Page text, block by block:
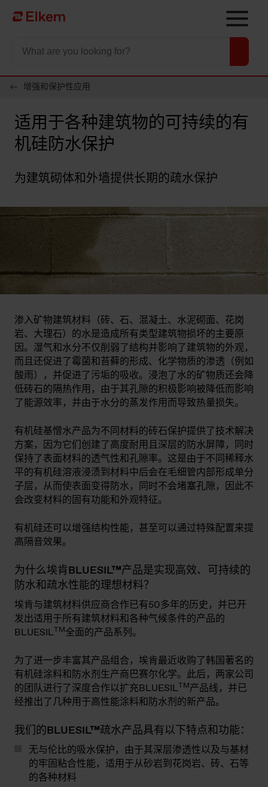
Skip to main content
To start page
增强和保护性应用
适用于各种建筑物的可持续的有
机硅防水保护
为建筑砌体和外墙提供长期的疏水保护
渗入矿物建筑材料（砖、石、混凝土、水泥砌面、花岗
岩、大理石）的水是造成所有类型建筑物损坏的主要原
因。湿气和水分不仅削弱了结构并影响了建筑物的外观，
而且还促进了霉菌和苔藓的形成、化学物质的渗透（例如
酸雨），并促进了污垢的吸收。浸泡了水的矿物质还会降
低砖石的隔热作用，由于其孔隙的积极影响被降低而影响
了能源效率，并由于水分的蒸发作用而导致热量损失。
有机硅基憎水产品为不同材料的砖石保护提供了技术解决
方案，因为它们创建了高度耐用且深层的防水屏障，同时
保持了表面材料的透气性和孔隙率。这是由于不同稀释水
平的有机硅溶液浸渍到材料中后会在毛细管内部形成单分
子层，从而使表面变得防水，同时不会堵塞孔隙，因此不
会改变材料的固有功能和外观特征。
有机硅还可以增强结构性能，甚至可以通过特殊配置来提
高隔音效果。
为什么埃肯BLUESIL™产品是实现高效、可持续的
防水和疏水性能的理想材料？
埃肯与建筑材料供应商合作已有50多年的历史，并已开
发出适用于所有建筑材料和各种气候条件的产品的
BLUESILTM全面的产品系列。
为了进一步丰富其产品组合，埃肯最近收购了韩国著名的
有机硅涂料和防水剂生产商巴赛尔化学。此后，两家公司
的团队进行了深度合作以扩充BLUESILTM产品线，并已
经推出了几种用于高性能涂料和防水剂的新产品。
我们的BLUESIL™疏水产品具有以下特点和功能：
无与伦比的吸水保护，由于其深层渗透性以及与基材
的牢固粘合性能，适用于从砂岩到花岗岩、砖、石等
的各种材料